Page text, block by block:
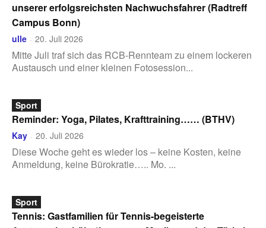
unserer erfolgsreichsten Nachwuchsfahrer (Radtreff
Campus Bonn)
ulle - 20. Juli 2026
Mitte Juli traf sich das RCB-Rennteam zu einem lockeren
Austausch und einer kleinen Fotosession...
Sport
Reminder: Yoga, Pilates, Krafttraining…… (BTHV)
Kay - 20. Juli 2026
Diese Woche geht es wieder los – keine Kosten, keine
Anmeldung, keine Bürokratie….. Mo. ...
Sport
Tennis: Gastfamilien für Tennis-begeisterte